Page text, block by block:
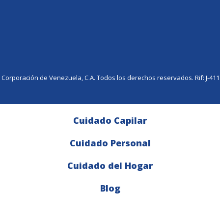
de Venezuela, C.A. Todos los derechos reservados. Rif: J-
Cuidado Capilar
Cuidado Personal
Cuidado del Hogar
Blog